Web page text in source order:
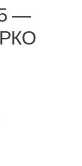
—
РКО